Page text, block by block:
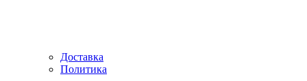
Доставка
Политика